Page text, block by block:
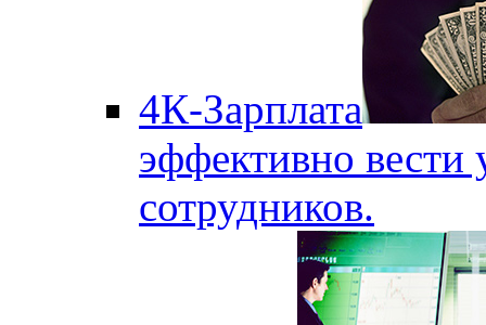
4К-Зарплата
эффективно вести
сотрудников.